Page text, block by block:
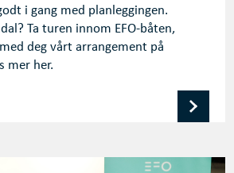
i gang med planleggingen.
Ta turen innom EFO-båten,
deg vårt arrangement på
mer her.